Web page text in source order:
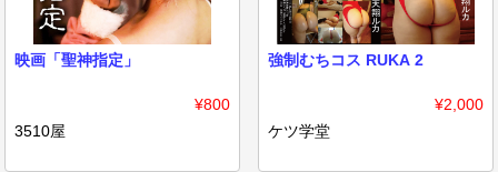
映画「聖神指定」
¥800
3510屋
強制むちコス RUKA 2
¥2,000
ケツ学堂